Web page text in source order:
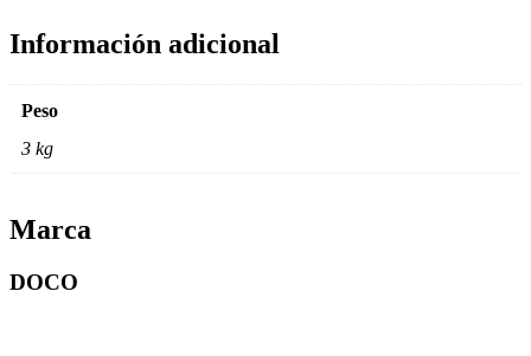
Información adicional
Peso
3 kg
Marca
DOCO